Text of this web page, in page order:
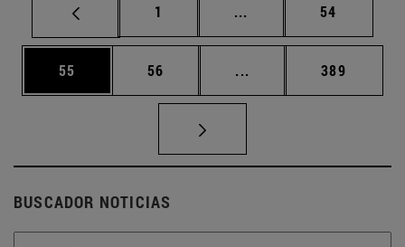
Página
1 ... Páginas intermedias
Página
54
Página
55 Página
56 ... Páginas intermedias
Página
389
BUSCADOR NOTICIAS